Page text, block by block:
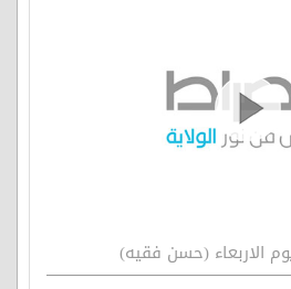
الاربعاء (حسن فقيه)